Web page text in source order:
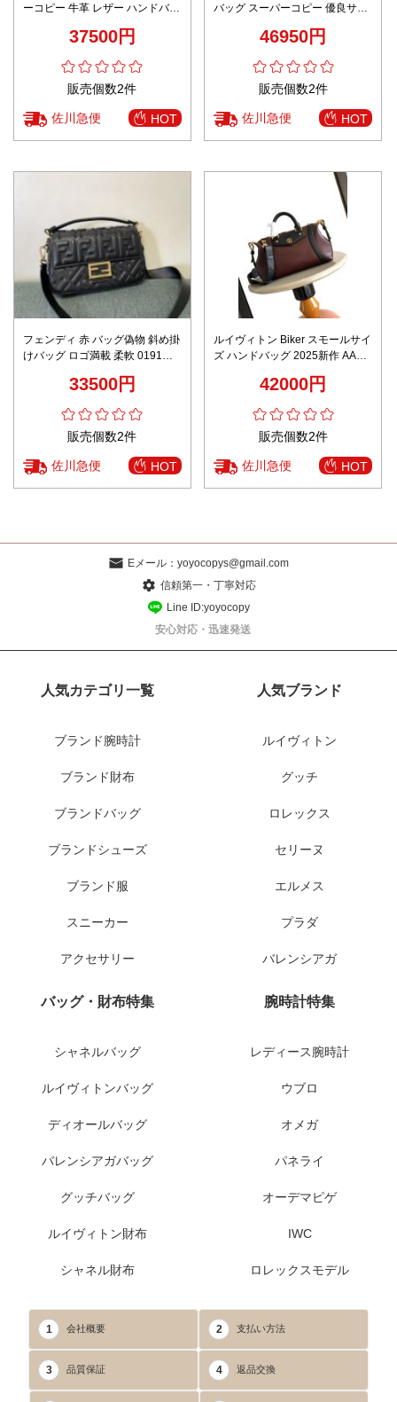
ーコピー 牛革 レザー ハンドバッ
753837 ブラック
37500円
販売個数2件
佐川急便 HOT
バッグ スーパーコピー 優良サイ
ャート 高再現度モデル
46950円
販売個数2件
佐川急便 HOT
フェンディ 赤 バッグ偽物 斜め掛
けバッグ ロゴ満載 柔軟 0191M
33500円
販売個数2件
佐川急便 HOT
ルイヴィトン Biker スモールサイ
ズ ハンドバッグ 2025新作 AAA
ディテール 安心取引対応
42000円
販売個数2件
佐川急便 HOT
Eメール： yoyocopys@gmail.com
信頼第一・丁寧対応
Line ID:yoyocopy
安心対応・迅速発送
人気カテゴリ一覧
ブランド腕時計
ブランド財布
ブランドバッグ
ブランドシューズ
ブランド服
スニーカー
アクセサリー
人気ブランド
ルイヴィトン
グッチ
ロレックス
セリーヌ
エルメス
プラダ
バレンシアガ
バッグ・財布特集
シャネルバッグ
ルイヴィトンバッグ
ディオールバッグ
バレンシアガバッグ
グッチバッグ
ルイヴィトン財布
シャネル財布
腕時計特集
レディース腕時計
ウブロ
オメガ
パネライ
オーデマピゲ
IWC
ロレックスモデル
1 会社概要 2 支払い方法
3 品質保証 4 返品交換